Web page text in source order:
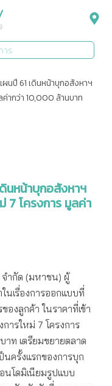
นปี 61 เดินหน้าบุกอสังหาฯ
ค่ากว่า 10,000 ล้านบาท
นหน้าบุกอสังหาฯ
7 โครงการ มูลค่า
จำกัด (มหาชน) ผู้
นเรื่องการออกแบบที่
องลูกค้า ในราคาที่เข้า
ารใหม่ 7 โครงการ
ท เตรียมขยายตลาด
นครั้งแรกของการบุก
นโดมิเนียมรูปแบบ